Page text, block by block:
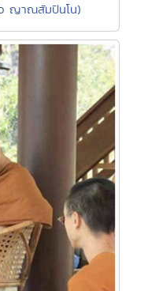
ว ญาณสัมปันโน)